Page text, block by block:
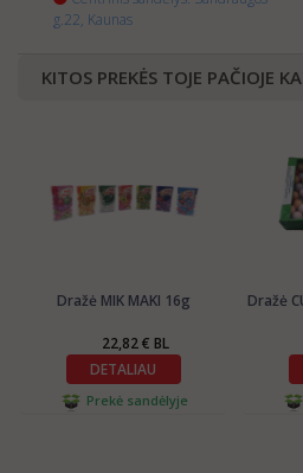
g.22, Kaunas
KITOS PREKĖS TOJE PAČIOJE
Dražė MIK MAKI 16g
22,82 € BL
DETALIAU
Prekė sandėlyje
Dražė